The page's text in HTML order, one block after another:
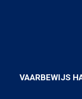
VAARBEWIJS